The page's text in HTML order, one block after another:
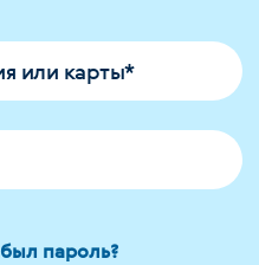
или карты*
пароль?